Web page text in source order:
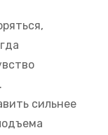
сильнее